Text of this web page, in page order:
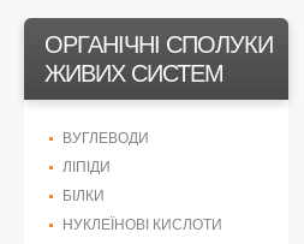
ОРГАНІЧНІ СПОЛУКИ
ЖИВИХ СИСТЕМ
ВУГЛЕВОДИ
ЛІПІДИ
БІЛКИ
НУКЛЕЇНОВІ КИСЛОТИ